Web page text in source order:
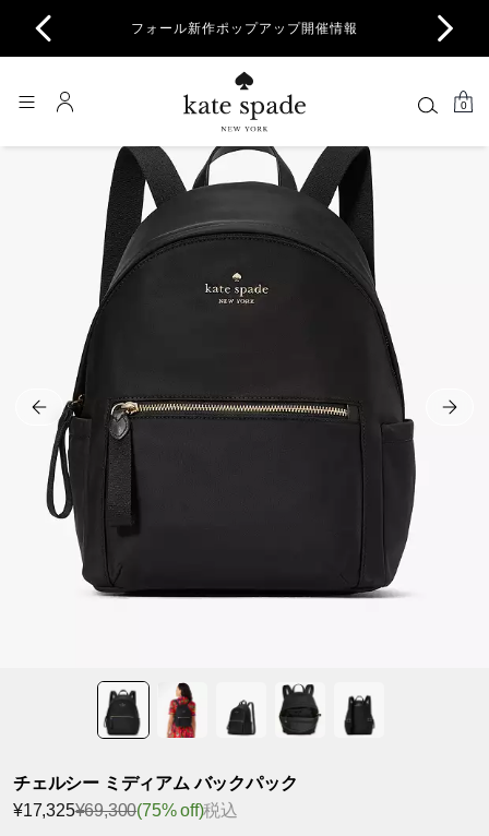
フォール新作ポップアップ開催情報
0
チェルシー ミディアム バックパック
¥17,325¥69,300(75% off)税込